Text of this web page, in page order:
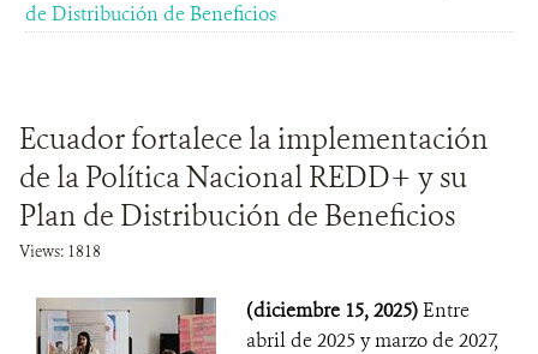
de Distribución de Beneficios
Ecuador fortalece la implementación
de la Política Nacional REDD+ y su
Plan de Distribución de Beneficios
Views: 1818
(diciembre 15, 2025)Entre
abril de 2025 y marzo de 2027,